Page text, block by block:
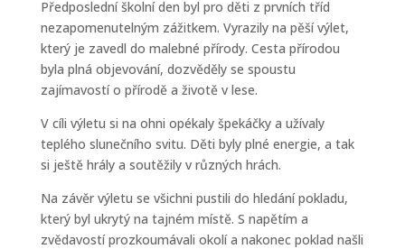
Předposlední školní den byl pro děti z prvních tříd
nezapomenutelným zážitkem. Vyrazily na pěší výlet,
který je zavedl do malebné přírody. Cesta přírodou
byla plná objevování, dozvěděly se spoustu
zajímavostí o přírodě a životě v lese.
V cíli výletu si na ohni opékaly špekáčky a užívaly
teplého slunečního svitu. Děti byly plné energie, a tak
si ještě hrály a soutěžily v různých hrách.
Na závěr výletu se všichni pustili do hledání pokladu,
který byl ukrytý na tajném místě. S napětím a
zvědavostí prozkoumávali okolí a nakonec poklad našli